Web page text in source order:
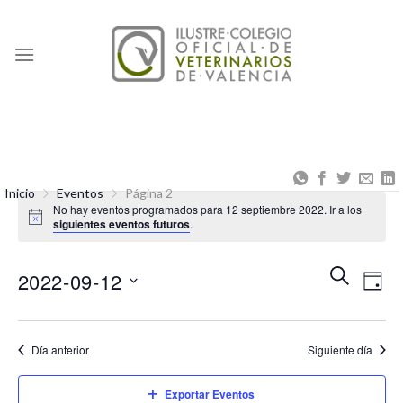
content
Inicio Eventos
Página 2
No hay eventos programados para 12 septiembre 2022. Ir a los
siguientes eventos futuros.
y
BUSCAR
de
DÍA
2022-09-12
Día anterior
Siguiente día
Exportar Eventos